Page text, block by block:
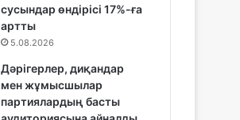
сусындар өндірісі 17%-ға
артты
5.08.2026
Дәрігерлер, диқандар
мен жұмысшылар
партиялардың басты